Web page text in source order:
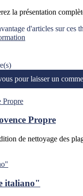
la présentation
d'articles sur ces
pour laisser un
Propre
de nettoyage des
italiano"